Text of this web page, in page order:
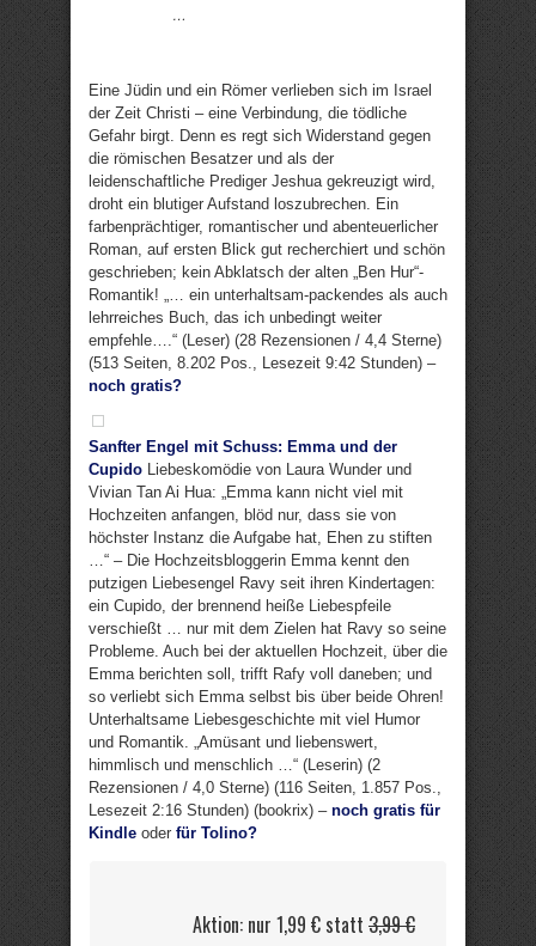
…
Eine Jüdin und ein Römer verlieben sich im Israel
der Zeit Christi – eine Verbindung, die tödliche
Gefahr birgt. Denn es regt sich Widerstand gegen
die römischen Besatzer und als der
leidenschaftliche Prediger Jeshua gekreuzigt wird,
droht ein blutiger Aufstand loszubrechen. Ein
farbenprächtiger, romantischer und abenteuerlicher
Roman, auf ersten Blick gut recherchiert und schön
geschrieben; kein Abklatsch der alten „Ben Hur“-
Romantik! „… ein unterhaltsam-packendes als auch
lehrreiches Buch, das ich unbedingt weiter
empfehle….“ (Leser) (28 Rezensionen / 4,4 Sterne)
(513 Seiten, 8.202 Pos., Lesezeit 9:42 Stunden) –
noch gratis?
Sanfter Engel mit Schuss: Emma und der
Cupido Liebeskomödie von Laura Wunder und
Vivian Tan Ai Hua: „Emma kann nicht viel mit
Hochzeiten anfangen, blöd nur, dass sie von
höchster Instanz die Aufgabe hat, Ehen zu stiften
…“ – Die Hochzeitsbloggerin Emma kennt den
putzigen Liebesengel Ravy seit ihren Kindertagen:
ein Cupido, der brennend heiße Liebespfeile
verschießt … nur mit dem Zielen hat Ravy so seine
Probleme. Auch bei der aktuellen Hochzeit, über die
Emma berichten soll, trifft Rafy voll daneben; und
so verliebt sich Emma selbst bis über beide Ohren!
Unterhaltsame Liebesgeschichte mit viel Humor
und Romantik. „Amüsant und liebenswert,
himmlisch und menschlich …“ (Leserin) (2
Rezensionen / 4,0 Sterne) (116 Seiten, 1.857 Pos.,
Lesezeit 2:16 Stunden) (bookrix) – noch gratis für
Kindle oder für Tolino?
Aktion: nur 1,99 € statt 3,99 €